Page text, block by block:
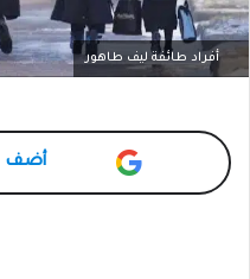
أفراد طائفة ليف طاهور
أضف